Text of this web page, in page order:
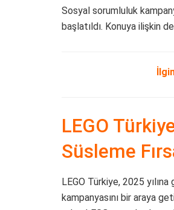
Sosyal sorumluluk
başlatıldı. Konuya ilişkin
LEGO
Süsleme
LEGO Türkiye, 2025
kampanyasını bir araya